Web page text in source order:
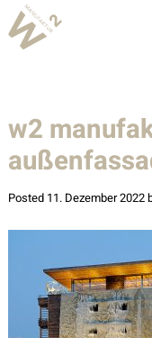
Leistungen
Team
Alle
w2
Posted 11. Dezember 2022